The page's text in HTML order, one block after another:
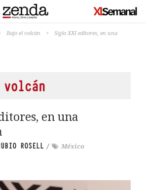
Bajo el volcán >
Siglo XXI editores, en una
en una
ROSELL / México